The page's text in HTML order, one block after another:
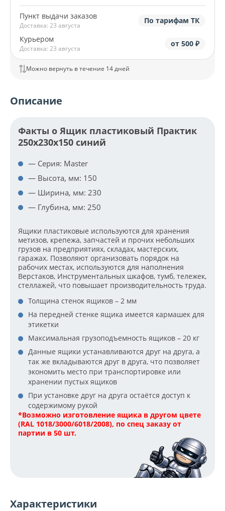
Пункт выдачи заказов
Доставка: 23 августа
По тарифам ТК
Курьером
Доставка: 23 августа
от 500 ₽
Можно вернуть в течение 14 дней
Описание
Факты о Ящик пластиковый Практик
250х230х150 синий
— Серия: Master
— Высота, мм: 150
— Ширина, мм: 230
— Глубина, мм: 250
Ящики пластиковые используются для хранения
метизов, крепежа, запчастей и прочих небольших
грузов на предприятиях, складах, мастерских,
гаражах. Позволяют организовать порядок на
рабочих местах, используются для наполнения
Верстаков, Инструментальных шкафов, тумб, тележек,
стеллажей, что повышает производительность труда.
Толщина стенок ящиков – 2 мм
На передней стенке ящика имеется кармашек для
этикетки
Максимальная грузоподъемность ящиков – 20 кг
Данные ящики устанавливаются друг на друга, а
так же вкладываются друг в друга, что позволяет
экономить место при транспортировке или
хранении пустых ящиков
При установке друг на друга остаётся доступ к
содержимому рукой
*Возможно изготовление ящика в другом цвете
(RAL 1018/3000/6018/2008), по спец заказу от
партии в 50 шт.
Характеристики